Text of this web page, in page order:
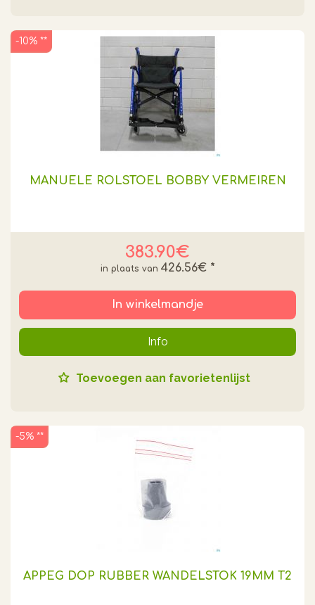
MANUELE ROLSTOEL BOBBY VERMEIREN
383.90€
426.56€ *
-10% **
In winkelmandje
Info
Toevoegen aan favorietenlijst
APPEG DOP RUBBER WANDELSTOK 19MM T2
-5% **